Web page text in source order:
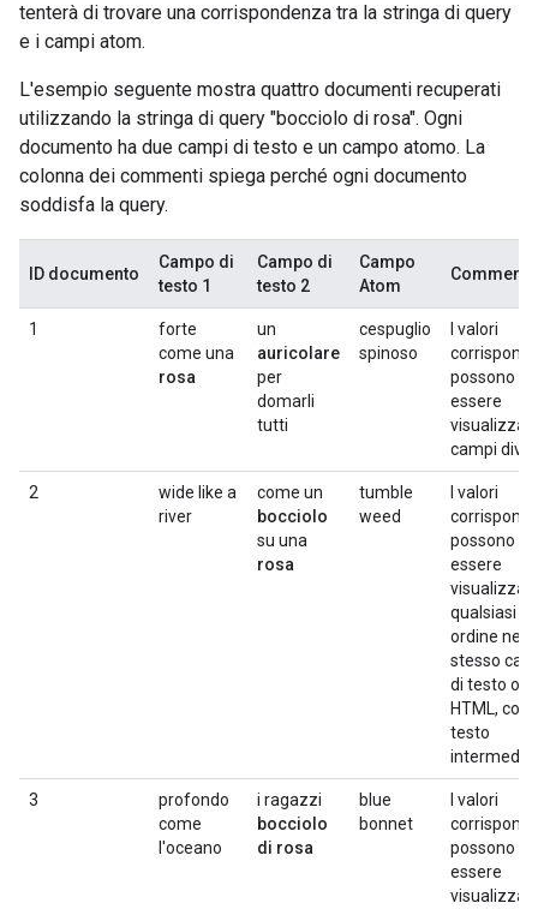
tenterà di trovare una corrispondenza tra la stringa di query
e i campi atom.
L'esempio seguente mostra quattro documenti recuperati
utilizzando la stringa di query "bocciolo di rosa". Ogni
documento ha due campi di testo e un campo atomo. La
colonna dei commenti spiega perché ogni documento
soddisfa la query.
ID documento
Campo di
testo 1
Campo di
testo 2
Campo
Atom
Commento
1
forte
come una
rosa
un
auricolare
per
domarli
tutti
cespuglio
spinoso
I valori
possono
essere
visualizzati
campi
2
wide like a
river
come un
bocciolo
su una
rosa
tumble
weed
I valori
possono
essere
visualizzati
qualsiasi
ordine nello
stesso
di testo o
HTML, con
testo
intermedio
3
profondo
come
l'oceano
i ragazzi
bocciolo
di rosa
blue
bonnet
I valori
possono
essere
visualizzati